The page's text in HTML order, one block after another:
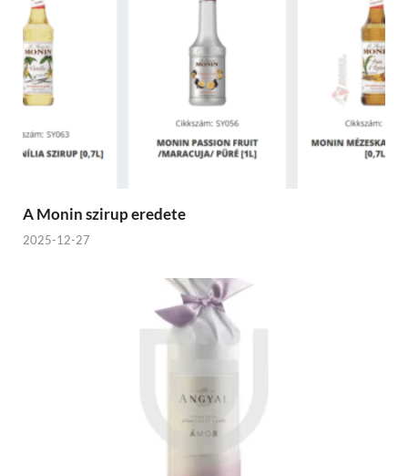
A Monin szirup eredete
2025-12-27